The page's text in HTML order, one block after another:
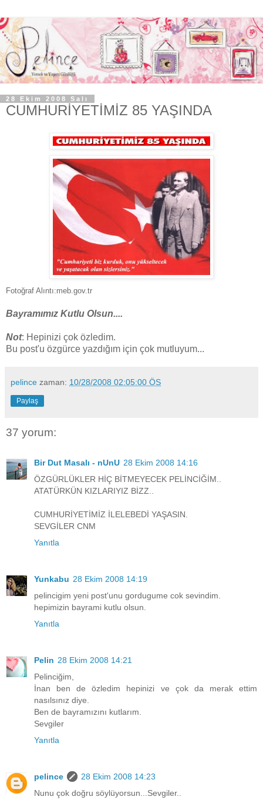
28 Ekim 2008 Salı
CUMHURİYETİMİZ 85 YAŞINDA
Fotoğraf Alıntı:meb.gov.tr
Bayramımız Kutlu Olsun....
Not: Hepinizi çok özledim.
Bu post'u özgürce yazdığım için çok mutluyum...
pelince zaman: 10/28/2008 02:05:00 ÖS
Paylaş
37 yorum:
Bir Dut Masalı - nUnU 28 Ekim 2008 14:16
ÖZGÜRLÜKLER HİÇ BİTMEYECEK PELİNCİĞİM..
ATATÜRKÜN KIZLARIYIZ BİZZ..
CUMHURİYETİMİZ İLELEBEDİ YAŞASIN.
SEVGİLER CNM
Yanıtla
Yunkabu 28 Ekim 2008 14:19
pelincigim yeni post'unu gordugume cok sevindim.
hepimizin bayrami kutlu olsun.
Yanıtla
Pelin 28 Ekim 2008 14:21
Pelinciğim,
İnan ben de özledim hepinizi ve çok da merak ettim
nasılsınız diye.
Ben de bayramızını kutlarım.
Sevgiler
Yanıtla
pelince
28 Ekim 2008 14:23
Nunu çok doğru söylüyorsun...Sevgiler..